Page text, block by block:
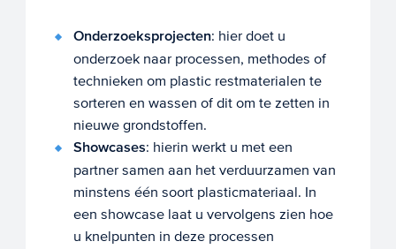
Onderzoeksprojecten: hier doet u
onderzoek naar processen, methodes of
technieken om plastic restmaterialen te
sorteren en wassen of dit om te zetten in
nieuwe grondstoffen.
Showcases: hierin werkt u met een
partner samen aan het verduurzamen van
minstens één soort plasticmateriaal. In
een showcase laat u vervolgens zien hoe
u knelpunten in deze processen